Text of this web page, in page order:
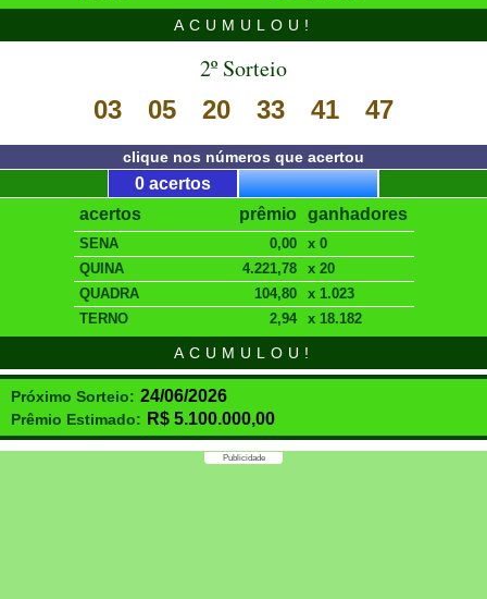
ACUMULOU!
2º Sorteio
03
05 20 33 41 47
clique nos números que acertou
0 acertos
acertos
SENA
QUINA
QUADRA
TERNO
prêmio
0,00
4.221,78
104,80
2,94
ganhadores
x 0
x 20
x 1.023
x 18.182
ACUMULOU!
Próximo Sorteio: 24/06/2026
Prêmio Estimado: R$ 5.100.000,00
Publicidade